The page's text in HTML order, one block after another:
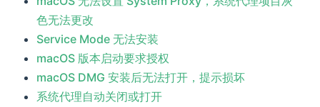
色无法更改
Service Mode 无法安装
macOS 版本启动要求授权
macOS DMG 安装后无法打开，提示损坏
系统代理自动关闭或打开